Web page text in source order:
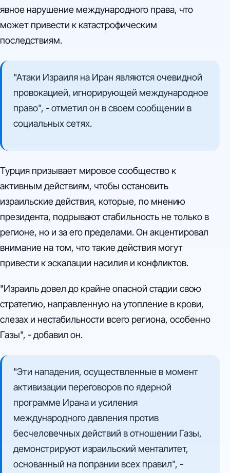
явное нарушение международного права, что
может привести к катастрофическим
последствиям.
"Атаки Израиля на Иран являются очевидной
провокацией, игнорирующей международное
право", - отметил он в своем сообщении в
социальных сетях.
Турция призывает мировое сообщество к
активным действиям, чтобы остановить
израильские действия, которые, по мнению
президента, подрывают стабильность не только в
регионе, но и за его пределами. Он акцентировал
внимание на том, что такие действия могут
привести к эскалации насилия и конфликтов.
"Израиль довел до крайне опасной стадии свою
стратегию, направленную на утопление в крови,
слезах и нестабильности всего региона, особенно
Газы", - добавил он.
"Эти нападения, осуществленные в момент
активизации переговоров по ядерной
программе Ирана и усиления
международного давления против
бесчеловечных действий в отношении Газы,
демонстрируют израильский менталитет,
основанный на попрании всех правил", -